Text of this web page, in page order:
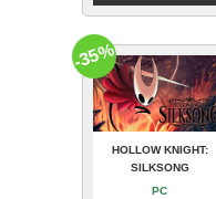
HOLLOW KNIGHT:
SILKSONG
PC
-35%